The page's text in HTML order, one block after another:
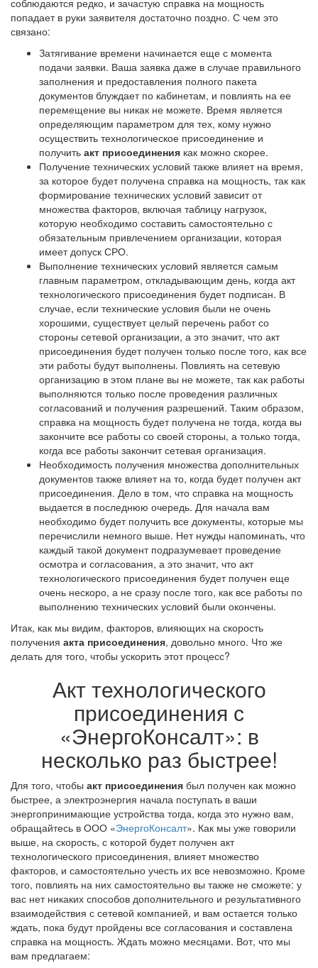
попадает в руки заявителя достаточно поздно. С чем это
связано:
Затягивание времени начинается еще с момента
подачи заявки. Ваша заявка даже в случае правильного
заполнения и предоставления полного пакета
документов блуждает по кабинетам, и повлиять на ее
перемещение вы никак не можете. Время является
определяющим параметром для тех, кому нужно
осуществить технологическое присоединение и
получить акт присоединения как можно скорее.
Получение технических условий также влияет на время,
за которое будет получена справка на мощность, так как
формирование технических условий зависит от
множества факторов, включая таблицу нагрузок,
которую необходимо составить самостоятельно с
обязательным привлечением организации, которая
имеет допуск СРО.
Выполнение технических условий является самым
главным параметром, откладывающим день, когда акт
технологического присоединения будет подписан. В
случае, если технические условия были не очень
хорошими, существует целый перечень работ со
стороны сетевой организации, а это значит, что акт
присоединения будет получен только после того, как все
эти работы будут выполнены. Повлиять на сетевую
организацию в этом плане вы не можете, так как работы
выполняются только после проведения различных
согласований и получения разрешений. Таким образом,
справка на мощность будет получена не тогда, когда вы
закончите все работы со своей стороны, а только тогда,
когда все работы закончит сетевая организация.
Необходимость получения множества дополнительных
документов также влияет на то, когда будет получен акт
присоединения. Дело в том, что справка на мощность
выдается в последнюю очередь. Для начала вам
необходимо будет получить все документы, которые мы
перечислили немного выше. Нет нужды напоминать, что
каждый такой документ подразумевает проведение
осмотра и согласования, а это значит, что акт
технологического присоединения будет получен еще
очень нескоро, а не сразу после того, как все работы по
выполнению технических условий были окончены.
Итак, как мы видим, факторов, влияющих на скорость
получения акта присоединения, довольно много. Что же
делать для того, чтобы ускорить этот процесс?
Акт технологического
присоединения с
«ЭнергоКонсалт»: в
несколько раз быстрее!
Для того, чтобы акт присоединения был получен как можно
быстрее, а электроэнергия начала поступать в ваши
энергопринимающие устройства тогда, когда это нужно вам,
обращайтесь в ООО «ЭнергоКонсалт». Как мы уже говорили
выше, на скорость, с которой будет получен акт
технологического присоединения, влияет множество
факторов, и самостоятельно учесть их все невозможно. Кроме
того, повлиять на них самостоятельно вы также не сможете: у
вас нет никаких способов дополнительного и результативного
взаимодействия с сетевой компанией, и вам остается только
ждать, пока будут пройдены все согласования и составлена
справка на мощность. Ждать можно месяцами. Вот, что мы
вам предлагаем: